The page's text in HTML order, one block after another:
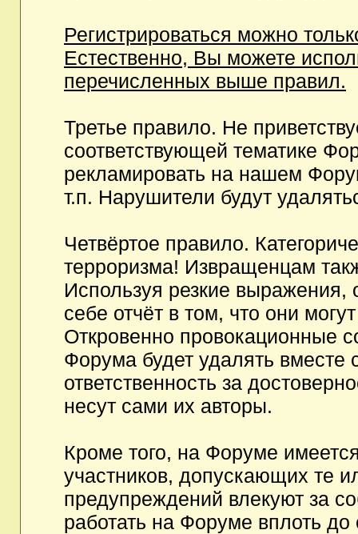
Регистрироваться можно
Естественно, Вы можете
перечисленных выше правил.
Третье правило. Не
соответствующей тематике
рекламировать на нашем
т.п. Нарушители будут
Четвёртое правило.
терроризма! Извращенцам
Используя резкие выражения,
себе отчёт в том, что они
Откровенно провокационные
Форума будет удалять вместе
ответственность за
несут сами их авторы.
Кроме того, на Форуме
участников, допускающих те
предупреждений влекуют за
работать на Форуме вплоть